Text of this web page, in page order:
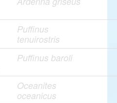
Puffinus
tenuirostris
Puffinus baroli
Oceanites
oceanicus